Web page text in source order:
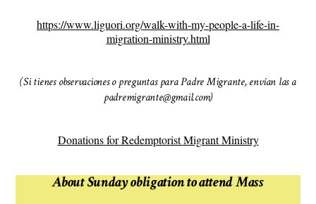
https://www.liguori.org/walk-with-my-people-a-life-in-
migration-ministry.html
(Si tienes observaciones o preguntas para Padre Migrante, envían las a
padremigrante@gmail.com)
Donations for Redemptorist Migrant Ministry
About Sunday obligation to attend Mass